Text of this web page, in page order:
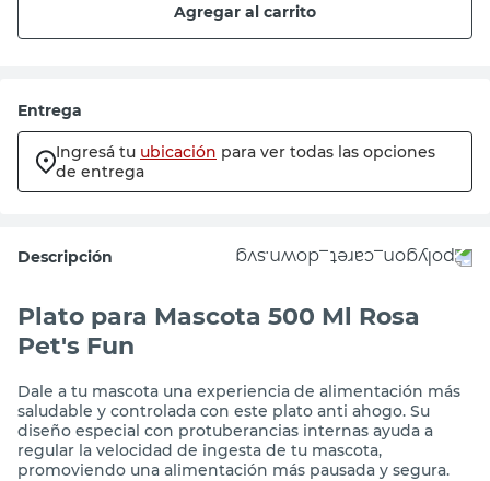
Agregar al carrito
Entrega
Ingresá tu ubicación para ver todas las opciones
de entrega
Descripción
Plato para Mascota 500 Ml Rosa
Pet's Fun
Dale a tu mascota una experiencia de alimentación más
saludable y controlada con este plato anti ahogo. Su
diseño especial con protuberancias internas ayuda a
regular la velocidad de ingesta de tu mascota,
promoviendo una alimentación más pausada y segura.